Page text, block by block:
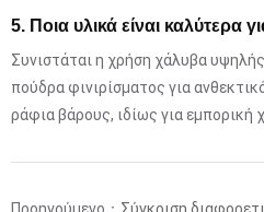
5. Ποια υλικά είναι καλύτερα
Συνιστάται η χρήση χάλυβα
πούδρα φινιρίσματος για
ράφια βάρους, ιδίως για εμπορική
Προηγούμενο： Σύγκριση